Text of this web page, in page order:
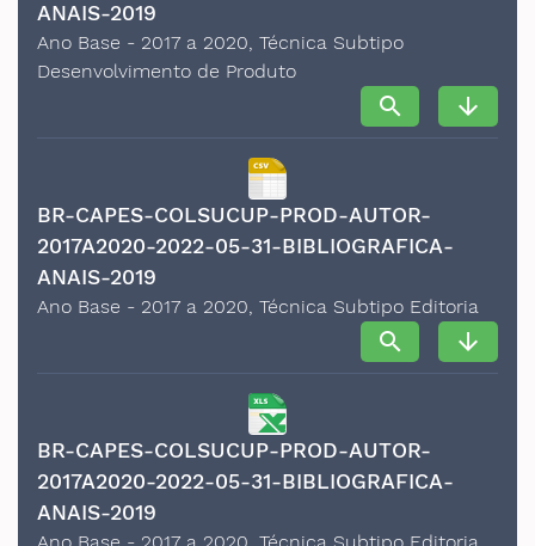
ANAIS-2019
Ano Base - 2017 a 2020, Técnica Subtipo
Desenvolvimento de Produto
search arrow_downward
BR-CAPES-COLSUCUP-PROD-AUTOR-
2017A2020-2022-05-31-BIBLIOGRAFICA-
ANAIS-2019
Ano Base - 2017 a 2020, Técnica Subtipo Editoria
search arrow_downward
BR-CAPES-COLSUCUP-PROD-AUTOR-
2017A2020-2022-05-31-BIBLIOGRAFICA-
ANAIS-2019